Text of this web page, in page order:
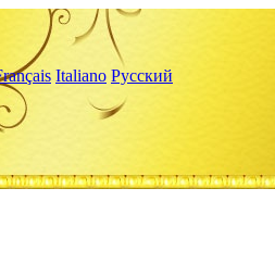
Italiano Русский